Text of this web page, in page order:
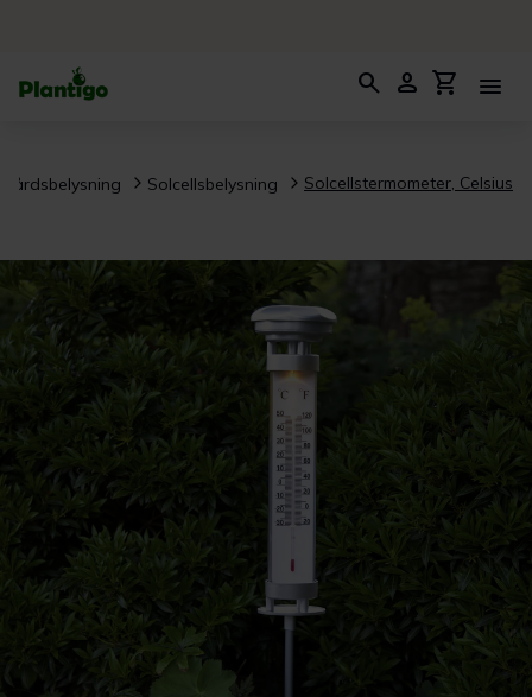
search person shopping_cart menu
Solcellsbelysning Solcellstermometer, Celsius